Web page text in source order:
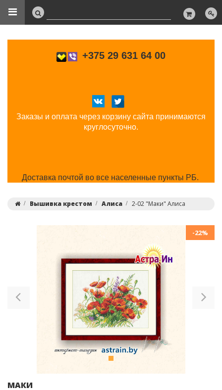
+375 29 631 64 00
Заказы и оплата через корзину сайта принимаются
круглосуточно.
Доставка почтой во все населенные пункты РБ.
Вышивка крестом Алиса 2-02 "Маки" Алиса
-22%
Previous
МАКИ